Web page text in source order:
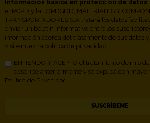
Información básica en protección de datos
el RGPD y la LOPDGDD, MATERIALES Y
TRANSPORTADORES S.A tratará los datos
enviar un boletín informativo entre los
información acerca del tratamiento de sus datos y
visite nuestra política de privacidad.
ENTIENDO Y ACEPTO el tratamiento de mis
describe anteriormente y se explica con
Política de Privacidad.